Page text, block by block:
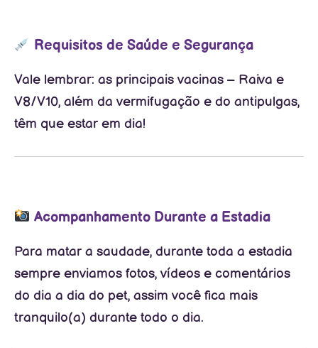
Requisitos de Saúde e Segurança
Vale lembrar: as principais vacinas – Raiva e
V8/V10, além da vermifugação e do antipulgas,
têm que estar em dia!
Acompanhamento Durante a Estadia
Para matar a saudade, durante toda a estadia
sempre enviamos fotos, vídeos e comentários
do dia a dia do pet, assim você fica mais
tranquilo(a) durante todo o dia.